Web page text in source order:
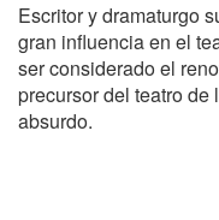
Escritor y dramaturgo
gran influencia en el
ser considerado el
precursor del teatro de
absurdo.